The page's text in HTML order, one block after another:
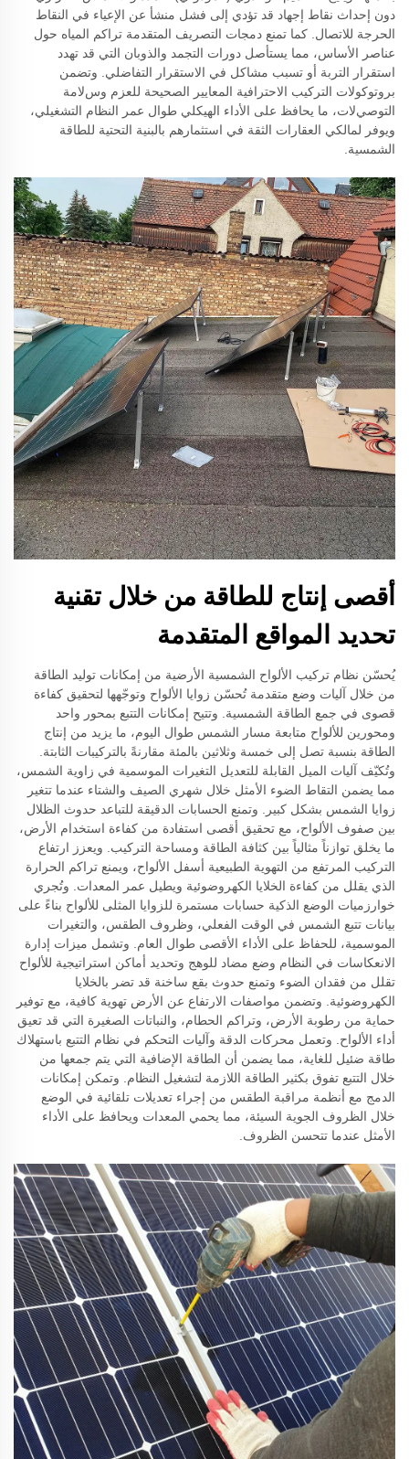
دون إحداث نقاط إجهاد قد تؤدي إلى فشل منشأ عن الإعياء في النقاط
الحرجة للاتصال. كما تمنع دمجات التصريف المتقدمة تراكم المياه حول
عناصر الأساس، مما يستأصل دورات التجمد والذوبان التي قد تهدد
استقرار التربة أو تسبب مشاكل في الاستقرار التفاضلي. وتضمن
بروتوكولات التركيب الاحترافية المعايير الصحيحة للعزم وسﻻمة
التوصيﻻت، ما يحافظ على الأداء الهيكلي طوال عمر النظام التشغيلي،
ويوفر لمالكي العقارات الثقة في استثمارهم بالبنية التحتية للطاقة
الشمسية.
أقصى إنتاج للطاقة من خلال تقنية
تحديد المواقع المتقدمة
يُحسّن نظام تركيب الألواح الشمسية الأرضية من إمكانات توليد الطاقة
من خلال آليات وضع متقدمة تُحسّن زوايا الألواح وتوجّهها لتحقيق كفاءة
قصوى في جمع الطاقة الشمسية. وتتيح إمكانات التتبع بمحور واحد
ومحورين للألواح متابعة مسار الشمس طوال اليوم، ما يزيد من إنتاج
الطاقة بنسبة تصل إلى خمسة وثلاثين بالمئة مقارنةً بالتركيبات الثابتة.
وتُكيّف آليات الميل القابلة للتعديل التغيرات الموسمية في زاوية الشمس،
مما يضمن التقاط الضوء الأمثل خلال شهري الصيف والشتاء عندما تتغير
زوايا الشمس بشكل كبير. وتمنع الحسابات الدقيقة للتباعد حدوث الظلال
بين صفوف الألواح، مع تحقيق أقصى استفادة من كفاءة استخدام الأرض،
ما يخلق توازناً مثالياً بين كثافة الطاقة ومساحة التركيب. ويعزز ارتفاع
التركيب المرتفع من التهوية الطبيعية أسفل الألواح، ويمنع تراكم الحرارة
الذي يقلل من كفاءة الخلايا الكهروضوئية ويطيل عمر المعدات. وتُجري
خوارزميات الوضع الذكية حسابات مستمرة للزوايا المثلى للألواح بناءً على
بيانات تتبع الشمس في الوقت الفعلي، وظروف الطقس، والتغيرات
الموسمية، للحفاظ على الأداء الأقصى طوال العام. وتشمل ميزات إدارة
الانعكاسات في النظام وضع مضاد للوهج وتحديد أماكن استراتيجية للألواح
تقلل من فقدان الضوء وتمنع حدوث بقع ساخنة قد تضر بالخلايا
الكهروضوئية. وتضمن مواصفات الارتفاع عن الأرض تهوية كافية، مع توفير
حماية من رطوبة الأرض، وتراكم الحطام، والنباتات الصغيرة التي قد تعيق
أداء الألواح. وتعمل محركات الدقة وآليات التحكم في نظام التتبع باستهلاك
طاقة ضئيل للغاية، مما يضمن أن الطاقة الإضافية التي يتم جمعها من
خلال التتبع تفوق بكثير الطاقة اللازمة لتشغيل النظام. وتمكن إمكانات
الدمج مع أنظمة مراقبة الطقس من إجراء تعديلات تلقائية في الوضع
خلال الظروف الجوية السيئة، مما يحمي المعدات ويحافظ على الأداء
الأمثل عندما تتحسن الظروف.